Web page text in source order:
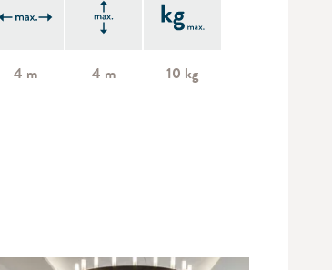
4 m 4 m 10 kg